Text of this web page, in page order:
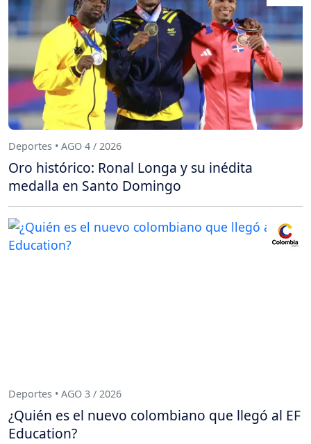
Deportes • AGO 4 / 2026
Oro histórico: Ronal Longa y su inédita
medalla en Santo Domingo
Deportes • AGO 3 / 2026
¿Quién es el nuevo colombiano que llegó al EF
Education?